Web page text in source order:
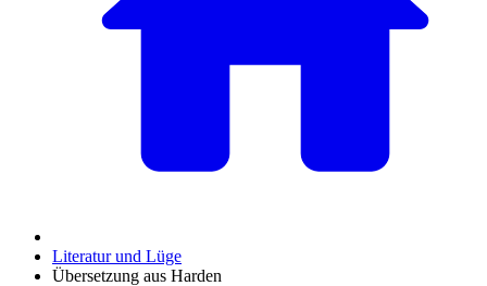
Literatur und Lüge
Übersetzung aus Harden